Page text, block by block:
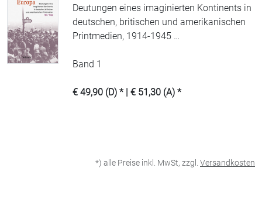
Deutungen eines imaginierten Kontinents in
deutschen, britischen und amerikanischen
Printmedien, 1914-1945 …
Band 1
€ 49,90 (D) * | € 51,30 (A) *
*) alle Preise inkl. MwSt, zzgl. Versandkosten